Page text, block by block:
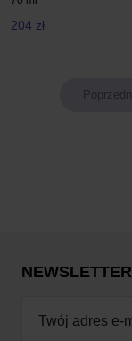
204 zł
NEWSLETTER